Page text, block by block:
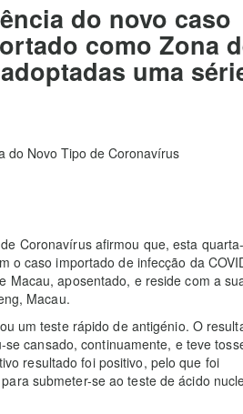
do novo caso
como Zona
uma
do Novo Tipo de Coronavírus
Coronavírus afirmou que, esta
o caso importado de infecção da
Macau, aposentado, e reside com a
Macau.
um teste rápido de antigénio. O
cansado, continuamente, e teve
resultado foi positivo, pelo que foi
submeter-se ao teste de ácido